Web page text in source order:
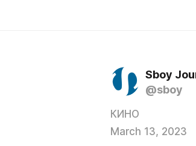
Sboy
@sboy
КИНО
March 13, 2023